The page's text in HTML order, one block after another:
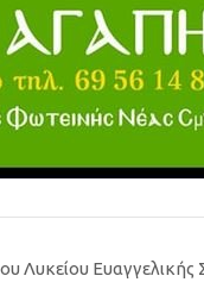
Λυκείου Ευαγγελικής